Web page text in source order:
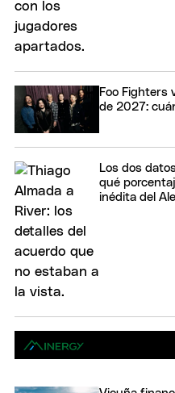
Foo Fighters
de 2027:
Los dos
qué
inédita del